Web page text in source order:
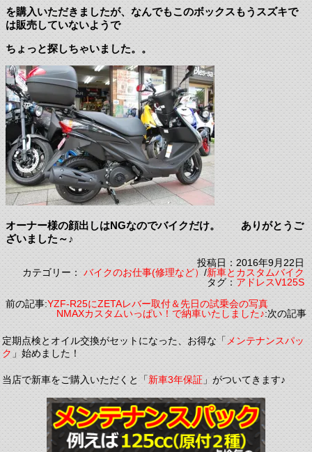
を購入いただきましたが、なんでもこのボックスもうスズキで
は販売していないようで
ちょっと探しちゃいました。。
オーナー様の顔出しはNGなのでバイクだけ。 ありがとうご
ざいました～♪
投稿日：2016年9月22日
カテゴリー：バイクのお仕事(修理など）/新車とカスタムバイク
タグ：アドレスV125S
前の記事:YZF-R25にZETAレバー取付＆先日の試乗会の写真
NMAXカスタムいっぱい！で納車いたしました♪:次の記事
定期点検とオイル交換がセットになった、お得な「メンテナンスパッ
ク」始めました！
当店で新車をご購入いただくと「新車3年保証」がついてきます♪